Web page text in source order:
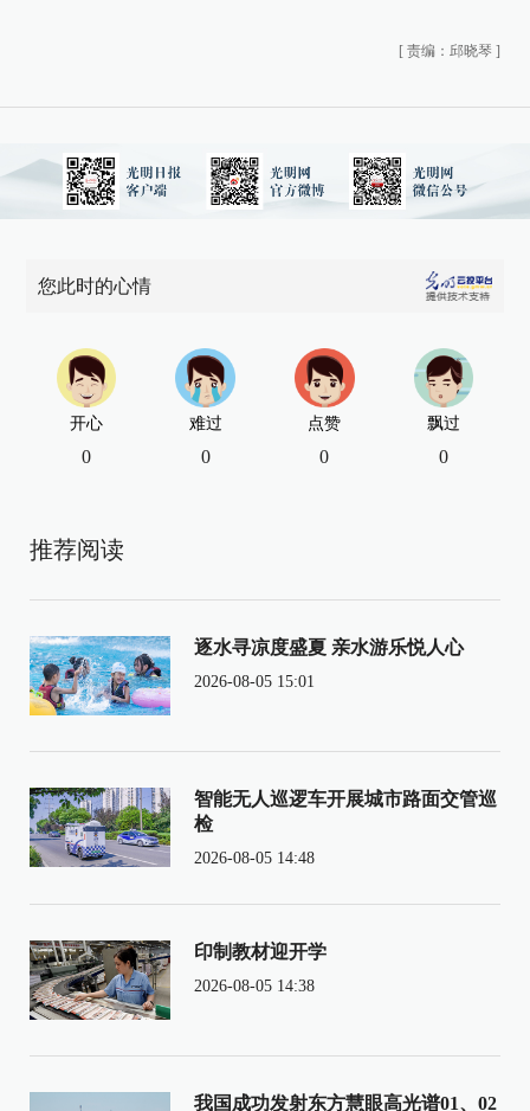
[ 责编：邱晓琴 ]
您此时的心情
开心
0
难过
0
点赞
0
飘过
0
推荐阅读
逐水寻凉度盛夏 亲水游乐悦人心
2026-08-05 15:01
智能无人巡逻车开展城市路面交管巡
检
2026-08-05 14:48
印制教材迎开学
2026-08-05 14:38
我国成功发射东方慧眼高光谱01、02